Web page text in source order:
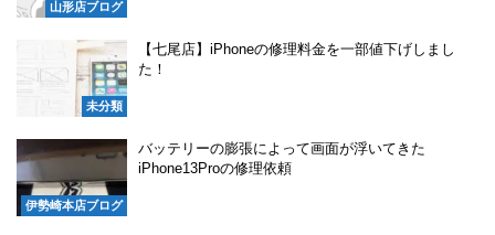
山形店ブログ
未分類
【七尾店】iPhoneの修理料金を一部値下げしまし
た！
伊勢崎本店ブログ
バッテリーの膨張によって画面が浮いてきた
iPhone13Proの修理依頼